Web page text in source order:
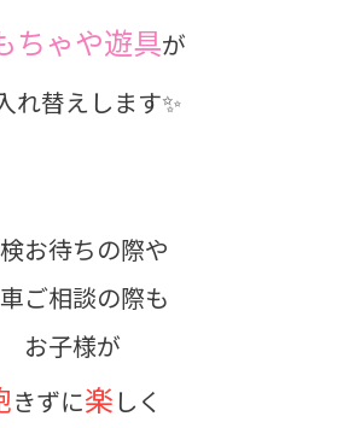
ちゃや遊具が
れ替えします✨
お待ちの際や
ご相談の際も
お子様が
きずに楽 しく